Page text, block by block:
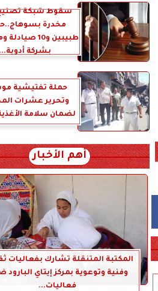
سقوط شبكة
مخدرة
طبيبين و10
بشركة أدوية...
حملة تفتيشية
وتحرير عشرات
لضمان سلامة
أهم الأخبار
المكتبة المتنقلة تشارك بفعاليات
وفنية وتوعوية بمركز إيتاي البارود
فعاليات...